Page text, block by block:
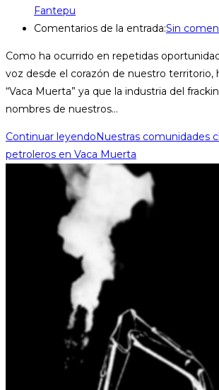
Fantepu
Comentarios de la entrada:Sin
Como ha ocurrido en repetidas
voz desde el corazón de nuestro territorio,
“Vaca Muerta” ya que la industria del
nombres de nuestros…
Continuar leyendoNuestras comunidades
petroleros en Vaca Muerta